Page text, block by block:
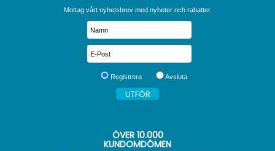
Mottag vårt nyhetsbrev med nyheter och rabatter.
Registrera Avsluta
ÖVER 10.000
KUNDOMDÖMEN